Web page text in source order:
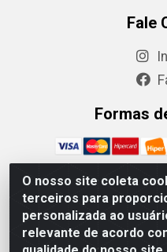
O nosso site coleta
terceiros para
personalizada ao
relevante de acordo
Fale
Formas
Rafael & Dantas LTDA -
CEP: 60025-130 |